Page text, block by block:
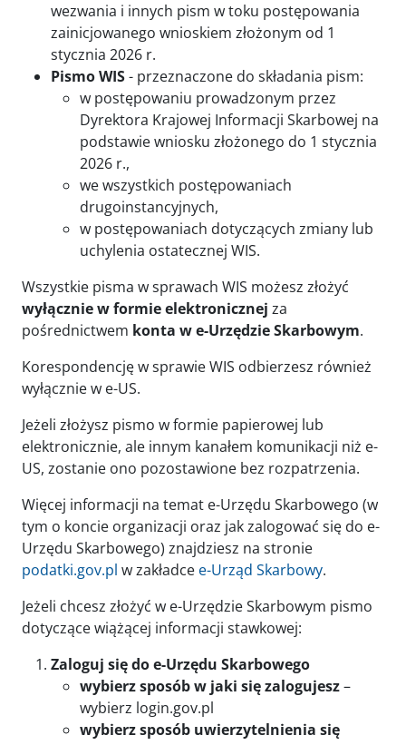
wezwania i innych pism w toku postępowania
zainicjowanego wnioskiem złożonym od 1
stycznia 2026 r.
Pismo WIS- przeznaczone do składania pism:
w postępowaniu prowadzonym przez
Dyrektora Krajowej Informacji Skarbowej na
podstawie wniosku złożonego do 1 stycznia
2026 r.,
we wszystkich postępowaniach
drugoinstancyjnych,
w postępowaniach dotyczących zmiany lub
uchylenia ostatecznej WIS.
Wszystkie pisma w sprawach WIS możesz złożyć
wyłącznie w formie elektronicznej za
pośrednictwem konta w e-Urzędzie Skarbowym.
Korespondencję w sprawie WIS odbierzesz również
wyłącznie w e-US.
Jeżeli złożysz pismo w formie papierowej lub
elektronicznie, ale innym kanałem komunikacji niż e-
US, zostanie ono pozostawione bez rozpatrzenia.
Więcej informacji na temat e-Urzędu Skarbowego (w
tym o koncie organizacji oraz jak zalogować się do e-
Urzędu Skarbowego) znajdziesz na stronie
podatki.gov.pl w zakładce e-Urząd Skarbowy.
Jeżeli chcesz złożyć w e-Urzędzie Skarbowym pismo
dotyczące wiążącej informacji stawkowej:
Zaloguj się do e-Urzędu Skarbowego
wybierz sposób w jaki się zalogujesz–
wybierz login.gov.pl
wybierz sposób uwierzytelnienia się